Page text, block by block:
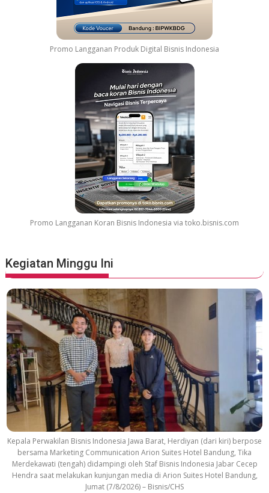
Promo Langganan Produk Digital Bisnis Indonesia
Promo Langganan Koran Bisnis Indonesia via toko.bisnis.com
Kegiatan Minggu Ini
Kepala Perwakilan Bisnis Indonesia Jawa Barat, Herdiyan (dari kiri) berpose
bersama Marketing Communication Arion Suites Hotel Bandung, Tika
Merdekawati (tengah) didampingi oleh Staf Bisnis Indonesia Jabar Cecep
Hendra saat melakukan kunjungan media di Arion Suites Hotel Bandung,
Jumat (7/8/2026) – Bisnis/CHS